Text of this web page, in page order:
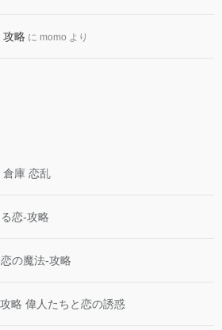
攻略 に momo より
庫 恋乱
恋-攻略
の魔法-攻略
略 偉人たちと恋の誘惑